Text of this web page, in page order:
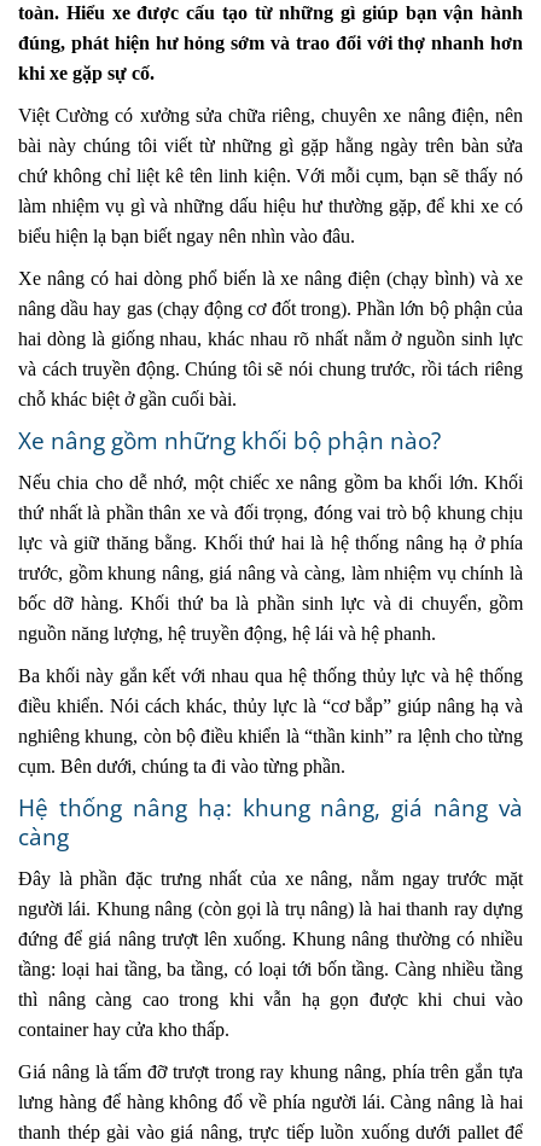
toàn. Hiểu xe được cấu tạo từ những gì giúp bạn vận hành
đúng, phát hiện hư hỏng sớm và trao đổi với thợ nhanh hơn
khi xe gặp sự cố.
Việt Cường có xưởng sửa chữa riêng, chuyên xe nâng điện, nên
bài này chúng tôi viết từ những gì gặp hằng ngày trên bàn sửa
chứ không chỉ liệt kê tên linh kiện. Với mỗi cụm, bạn sẽ thấy nó
làm nhiệm vụ gì và những dấu hiệu hư thường gặp, để khi xe có
biểu hiện lạ bạn biết ngay nên nhìn vào đâu.
Xe nâng có hai dòng phổ biến là xe nâng điện (chạy bình) và xe
nâng dầu hay gas (chạy động cơ đốt trong). Phần lớn bộ phận của
hai dòng là giống nhau, khác nhau rõ nhất nằm ở nguồn sinh lực
và cách truyền động. Chúng tôi sẽ nói chung trước, rồi tách riêng
chỗ khác biệt ở gần cuối bài.
Xe nâng gồm những khối bộ phận nào?
Nếu chia cho dễ nhớ, một chiếc xe nâng gồm ba khối lớn. Khối
thứ nhất là phần thân xe và đối trọng, đóng vai trò bộ khung chịu
lực và giữ thăng bằng. Khối thứ hai là hệ thống nâng hạ ở phía
trước, gồm khung nâng, giá nâng và càng, làm nhiệm vụ chính là
bốc dỡ hàng. Khối thứ ba là phần sinh lực và di chuyển, gồm
nguồn năng lượng, hệ truyền động, hệ lái và hệ phanh.
Ba khối này gắn kết với nhau qua hệ thống thủy lực và hệ thống
điều khiển. Nói cách khác, thủy lực là “cơ bắp” giúp nâng hạ và
nghiêng khung, còn bộ điều khiển là “thần kinh” ra lệnh cho từng
cụm. Bên dưới, chúng ta đi vào từng phần.
Hệ thống nâng hạ: khung nâng, giá nâng và
càng
Đây là phần đặc trưng nhất của xe nâng, nằm ngay trước mặt
người lái. Khung nâng (còn gọi là trụ nâng) là hai thanh ray dựng
đứng để giá nâng trượt lên xuống. Khung nâng thường có nhiều
tầng: loại hai tầng, ba tầng, có loại tới bốn tầng. Càng nhiều tầng
thì nâng càng cao trong khi vẫn hạ gọn được khi chui vào
container hay cửa kho thấp.
Giá nâng là tấm đỡ trượt trong ray khung nâng, phía trên gắn tựa
lưng hàng để hàng không đổ về phía người lái. Càng nâng là hai
thanh thép gài vào giá nâng, trực tiếp luồn xuống dưới pallet để